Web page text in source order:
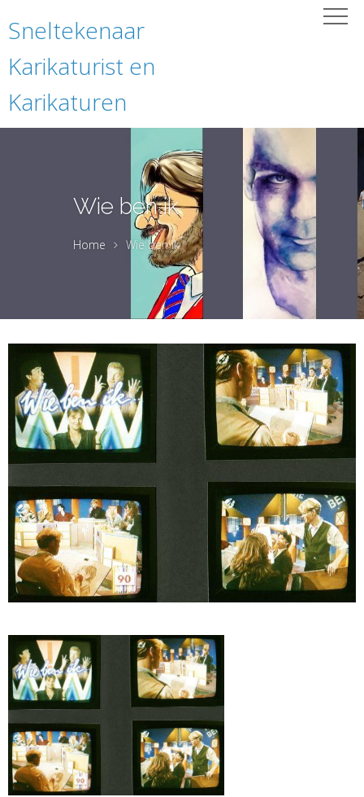
Sneltekenaar
Karikaturist en
Karikaturen
Wie ben ik
Home Wie ben ik